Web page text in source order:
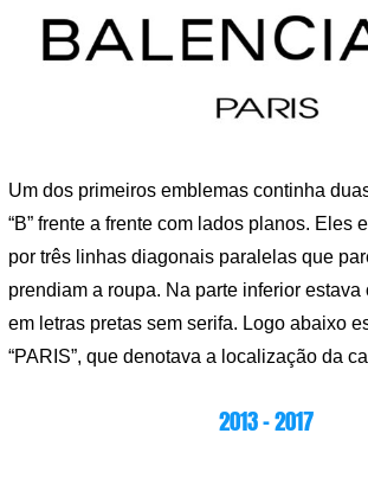
Um dos primeiros emblemas continha
“B” frente a frente com lados planos. Eles
por três linhas diagonais paralelas que
prendiam a roupa. Na parte inferior estava
em letras pretas sem serifa. Logo abaixo
“PARIS”, que denotava a localização da
2013 – 2017